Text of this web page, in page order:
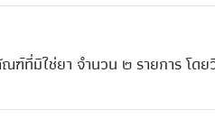
ฑ์ที่มิใช่ยา จำนวน ๒ รายการ โดย